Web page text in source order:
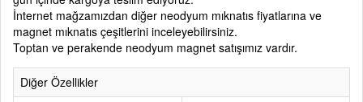
İnternet mağzamızdan diğer neodyum mıknatıs fiyatlarına ve
magnet mıknatıs çeşitlerini inceleyebilirsiniz.
Toptan ve perakende neodyum magnet satışımız vardır.
Diğer Özellikler